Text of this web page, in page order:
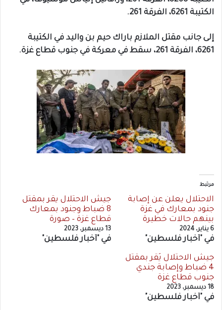
الكتيبة 6261، الفرقة 261.
إلى جانب مقتل الملازم باراك حيم بن واليد في الكتيبة
6261، الفرقة 261، سقط في معركة في جنوب قطاع غزة.
مرتبط
الاحتلال يعلن عن إصابة
جنود بمعارك في غزة
بينهم حالات خطيرة
6 يناير، 2024
في "أخبار فلسطين"
جيش الاحتلال يقر بمقتل
8 ضباط وجنود بمعارك
قطاع غزة – صورة
13 ديسمبر، 2023
في "أخبار فلسطين"
جيش الاحتلال يُقر بمقتل
4 ضباط وإصابة جندي
جنوب قطاع غزة
18 ديسمبر، 2023
في "أخبار فلسطين"